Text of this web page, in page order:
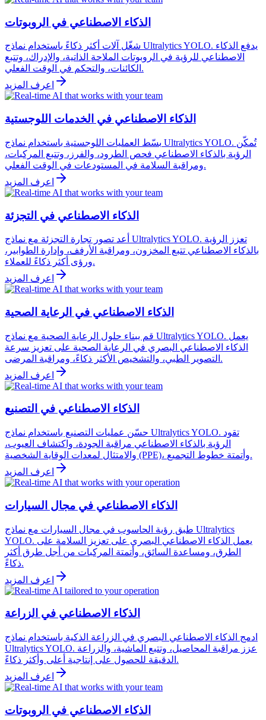
الذكاء الاصطناعي في الروبوتات
شغّل آلات أكثر ذكاءً باستخدام نماذج Ultralytics YOLO. يدفع الذكاء
الاصطناعي للرؤية في الروبوتات الملاحة الذاتية، والإدراك، وتتبع
الكائنات، والتحكم في الوقت الفعلي.
اعرف المزيد
الذكاء الاصطناعي في الخدمات اللوجستية
بسّط العمليات اللوجستية باستخدام نماذج Ultralytics YOLO. تُمكّن
الرؤية بالذكاء الاصطناعي فحص الطرود، والفرز، وتتبع المركبات،
ومراقبة السلامة في المستودعات في الوقت الفعلي.
اعرف المزيد
الذكاء الاصطناعي في التجزئة
أعد تصور تجارة التجزئة مع نماذج Ultralytics YOLO. تعزز الرؤية
بالذكاء الاصطناعي تتبع المخزون، ومراقبة الأرفف، وإدارة الطوابير،
ورؤى أكثر ذكاءً للعملاء.
اعرف المزيد
الذكاء الاصطناعي في الرعاية الصحية
قم ببناء حلول الرعاية الصحية مع نماذج Ultralytics YOLO. يعمل
الذكاء الاصطناعي البصري في الرعاية الصحية على تعزيز سرعة
التصوير الطبي، والتشخيص الأكثر ذكاءً، ومراقبة المرضى.
اعرف المزيد
الذكاء الاصطناعي في التصنيع
حسّن عمليات التصنيع باستخدام نماذج Ultralytics YOLO. تقود
الرؤية بالذكاء الاصطناعي مراقبة الجودة، واكتشاف العيوب،
والامتثال لمعدات الوقاية الشخصية (PPE)، وأتمتة خطوط التجميع.
اعرف المزيد
الذكاء الاصطناعي في مجال السيارات
طبق رؤية الحاسوب في مجال السيارات مع نماذج Ultralytics
YOLO. يعمل الذكاء الاصطناعي البصري على تعزيز السلامة على
الطرق، ومساعدة السائق، وأتمتة المركبات من أجل طرق أكثر
ذكاءً.
اعرف المزيد
الذكاء الاصطناعي في الزراعة
ادمج الذكاء الاصطناعي البصري في الزراعة الذكية باستخدام نماذج
Ultralytics YOLO. عزز مراقبة المحاصيل، وتتبع الماشية، والزراعة
الدقيقة للحصول على إنتاجية أعلى وأكثر ذكاءً.
اعرف المزيد
الذكاء الاصطناعي في الروبوتات